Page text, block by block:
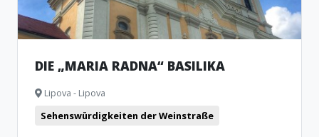
DIE „MARIA RADNA“ BASILIKA
Lipova - Lipova
Sehenswürdigkeiten der Weinstraße